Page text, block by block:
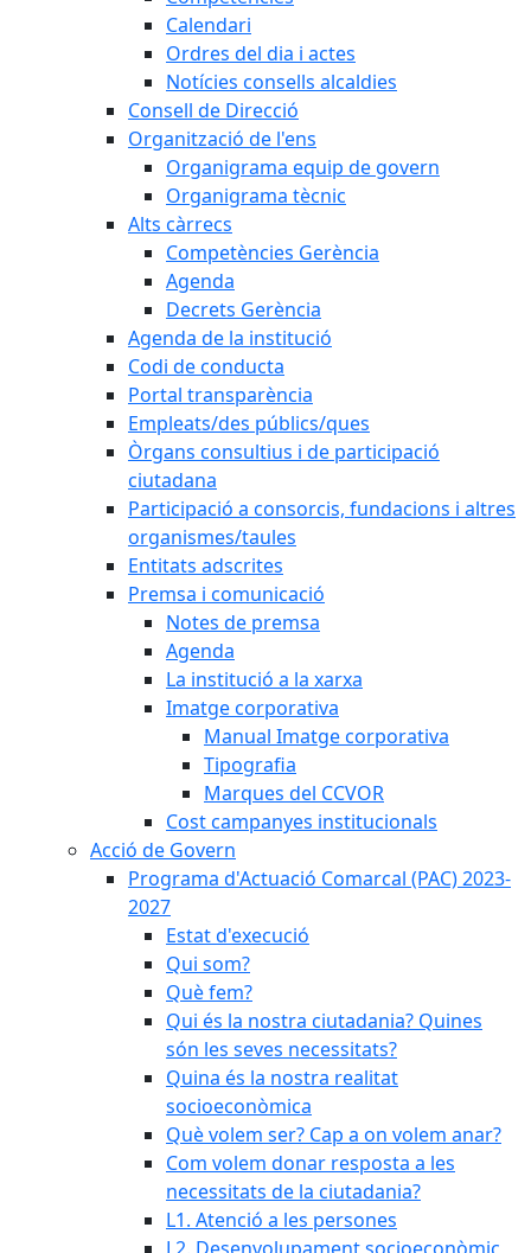
Calendari
Ordres del dia i actes
Notícies consells alcaldies
Consell de Direcció
Organització de l'ens
Organigrama equip de govern
Organigrama tècnic
Alts càrrecs
Competències Gerència
Agenda
Decrets Gerència
Agenda de la institució
Codi de conducta
Portal transparència
Empleats/des públics/ques
Òrgans consultius i de participació
ciutadana
Participació a consorcis, fundacions i altres
organismes/taules
Entitats adscrites
Premsa i comunicació
Notes de premsa
Agenda
La institució a la xarxa
Imatge corporativa
Manual Imatge corporativa
Tipografia
Marques del CCVOR
Cost campanyes institucionals
Acció de Govern
Programa d'Actuació Comarcal (PAC) 2023-
2027
Estat d'execució
Qui som?
Què fem?
Qui és la nostra ciutadania? Quines
són les seves necessitats?
Quina és la nostra realitat
socioeconòmica
Què volem ser? Cap a on volem anar?
Com volem donar resposta a les
necessitats de la ciutadania?
L1. Atenció a les persones